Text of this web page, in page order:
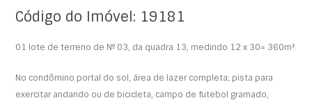
Código do Imóvel: 19181
01 lote de terreno de Nº 03, da quadra 13, medindo 12 x 30= 360m²
No condômino portal do sol, área de lazer completa; pista para
exercitar andando ou de bicicleta, campo de futebol gramado,